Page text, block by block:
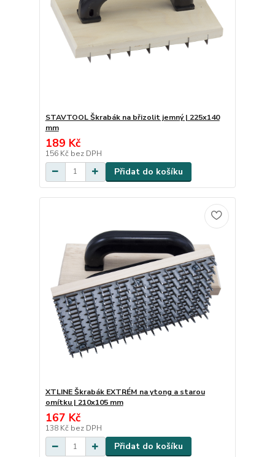
STAVTOOL Škrabák na břizolit jemný | 225x140
mm
189 Kč
156 Kč bez DPH
Přidat do košíku
XTLINE Škrabák EXTRÉM na ytong a starou
omítku | 210x105 mm
167 Kč
138 Kč bez DPH
Přidat do košíku